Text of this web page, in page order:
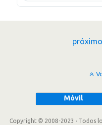
Móvil
Copyright © 2008-2023 · Todos